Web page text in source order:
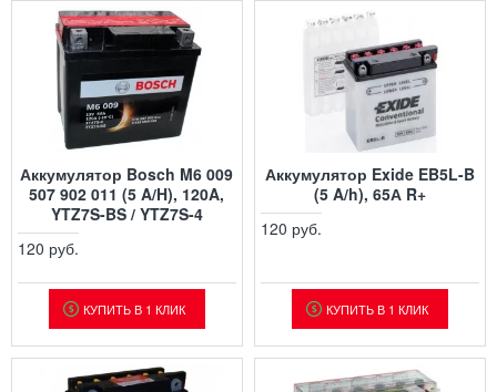
Аккумулятор Bosch M6 009
507 902 011 (5 A/H), 120A,
YTZ7S-BS / YTZ7S-4
120 руб.
КУПИТЬ В 1 КЛИК
Аккумулятор Exide EB5L-B
(5 A/h), 65А R+
120 руб.
КУПИТЬ В 1 КЛИК